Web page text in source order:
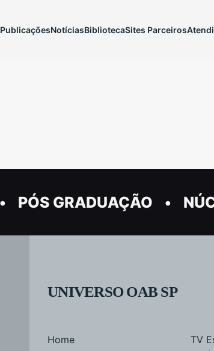
PublicaçõesNotíciasBibliotecaSites Parceiros
PÓS GRADUAÇÃO
UNIVERSO OAB SP
Home
TV